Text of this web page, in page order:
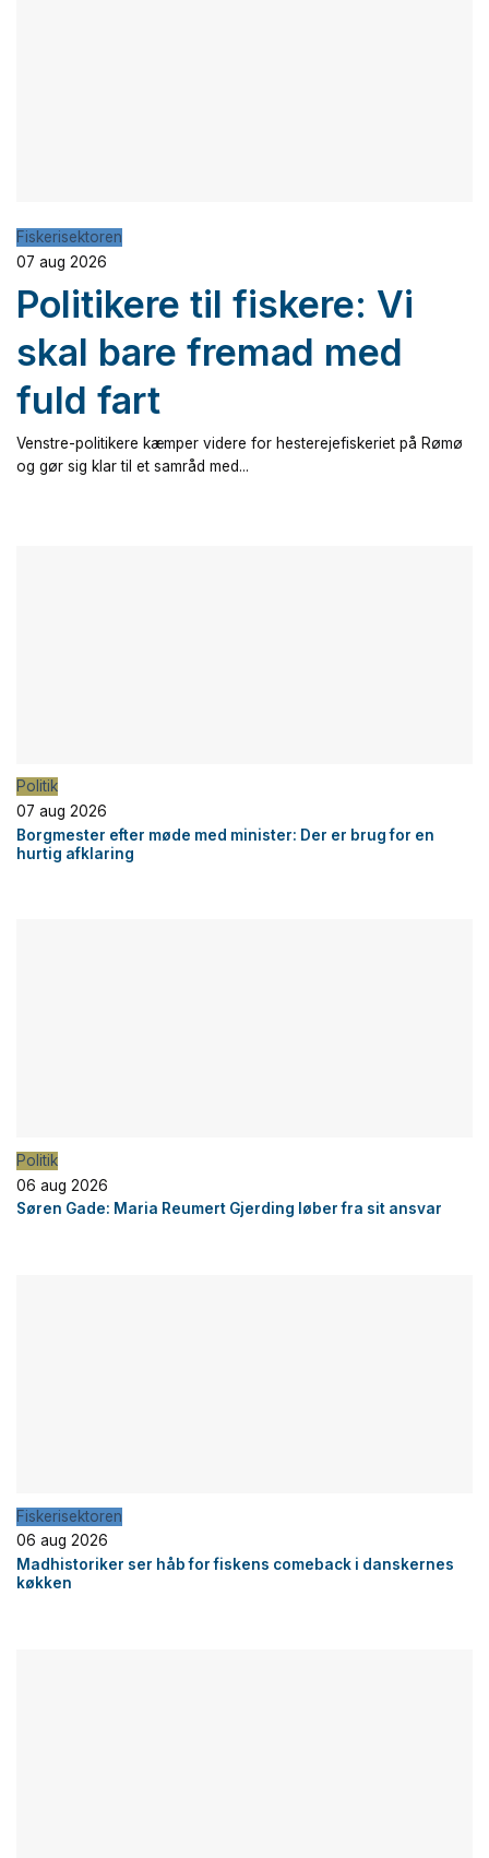
Fiskerisektoren
07 aug 2026
Politikere til fiskere: Vi
skal bare fremad med
fuld fart
Venstre-politikere kæmper videre for hesterejefiskeriet på Rømø
og gør sig klar til et samråd med...
Politik
07 aug 2026
Borgmester efter møde med minister: Der er brug for en
hurtig afklaring
Politik
06 aug 2026
Søren Gade: Maria Reumert Gjerding løber fra sit ansvar
Fiskerisektoren
06 aug 2026
Madhistoriker ser håb for fiskens comeback i danskernes
køkken